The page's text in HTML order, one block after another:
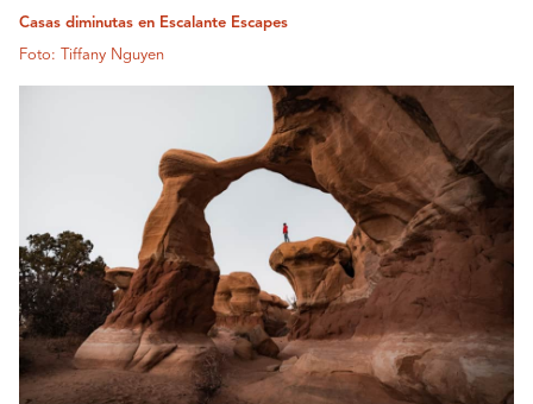
Casas diminutas en Escalante Escapes
Foto: Tiffany Nguyen